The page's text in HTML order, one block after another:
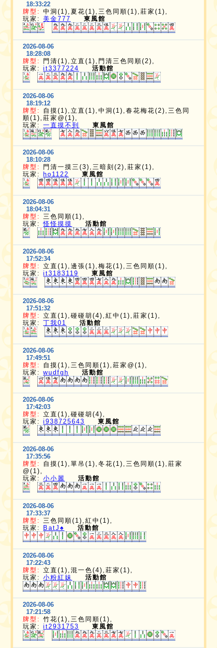
18:33:22
牌型:
中洞(1),夏花(1),三色同順(1),莊家(1),
玩家:美金777 東風館
2026-08-06
18:28:08
牌型:
門清(1),立直(1),門清三色同順(2),
玩家:it3377224 活動館
2026-08-06
18:19:12
牌型:
自摸(1),立直(1),中洞(1),春花梅花(2),三色同
順(1),莊家@(1),
玩家:一直摸不到 東風館
2026-08-06
18:10:28
牌型:
門清一摸三(3),三暗刻(2),莊家(1),
玩家:
ho1122 東風館
2026-08-06
18:04:31
牌型:
三色同順(1),
玩家:怪怪摸摸 活動館
2026-08-06
17:52:34
牌型:
立直(1),邊張(1),梅花(1),三色同順(1),
玩家:it3183119 東風館
2026-08-06
17:51:32
牌型:
立直(1),碰碰胡(4),紅中(1),莊家(1),
玩家:丁我01 活動館
2026-08-06
17:49:51
牌型:
自摸(1),三色同順(1),莊家@(1),
玩家:wudfgh 活動館
2026-08-06
17:42:03
牌型:
立直(1),碰碰胡(4),
玩家:i938725643 東風館
2026-08-06
17:35:56
牌型:
自摸(1),單吊(1),冬花(1),三色同順(1),莊家
@(1),
玩家:小小麗 活動館
2026-08-06
17:33:37
牌型:
三色同順(1),紅中(1),
玩家:
BatJ♠️ 活動館
2026-08-06
17:22:43
牌型:
立直(1),混一色(4),莊家(1),
玩家:小粉紅妹 活動館
2026-08-06
17:21:58
牌型:
竹花(1),三色同順(1),
玩家:it2931753 東風館